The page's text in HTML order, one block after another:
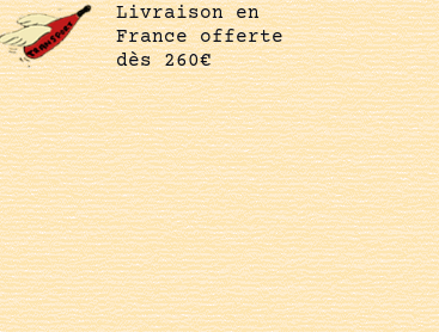
Livraison en
France offerte
dès 260€